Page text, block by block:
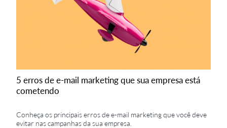
5 erros de e-mail marketing que sua empresa está
cometendo
Conheça os principais erros de e-mail marketing que você deve
evitar nas campanhas da sua empresa.